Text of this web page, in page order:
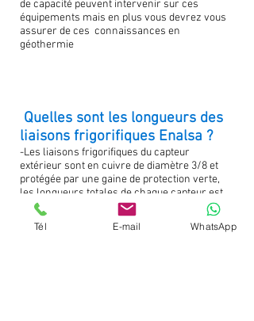
de capacité peuvent intervenir sur ces
équipements mais en plus vous devrez vous
assurer de ces connaissances en
géothermie
Quelles sont les longueurs des
liaisons frigorifiques Enalsa ?
-Les liaisons frigorifiques du capteur
extérieur sont en cuivre de diamètre 3/8 et
protégée par une gaine de protection verte,
les longueurs totales de chaque capteur est
de 120 m intérieurs et 100 m extérieurs, la
longueur des tuyauteries étant adaptée à la
puissance nécessaire des pièces et du
Tél E-mail WhatsApp